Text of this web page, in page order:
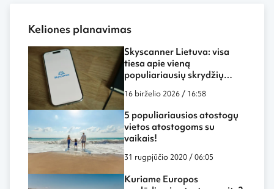
Keliones planavimas
Skyscanner Lietuva: visa
tiesa apie vieną
populiariausių skrydžių
16 birželio 2026 / 16:58
5 populiariausios atostogų
vietos atostogoms su
vaikais!
31 rugpjūčio 2020 / 06:05
Kuriame Europos